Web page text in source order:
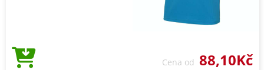
Cena od 88,10Kč